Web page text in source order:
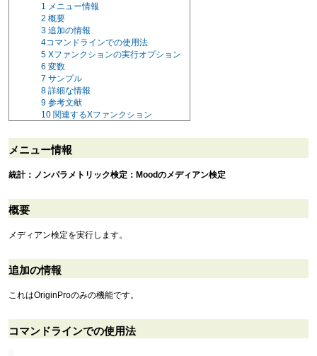
1
メニュー情報
2 概要
3 追加の情報
4コマンドラインでの使用法
5 Xファンクションの実行オプション
6 変数
7 サンプル
8 詳細な情報
9 参考文献
10 関連するXファンクション
メニュー情報
統計：ノンパラメトリック検定：Moodのメディアン検定
概要
メディアン検定を実行します。
追加の情報
これはOriginProのみの機能です。
コマンドラインでの使用法